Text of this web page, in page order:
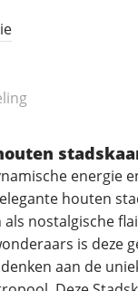
energie
houten
als nostalgische
is deze
aan de